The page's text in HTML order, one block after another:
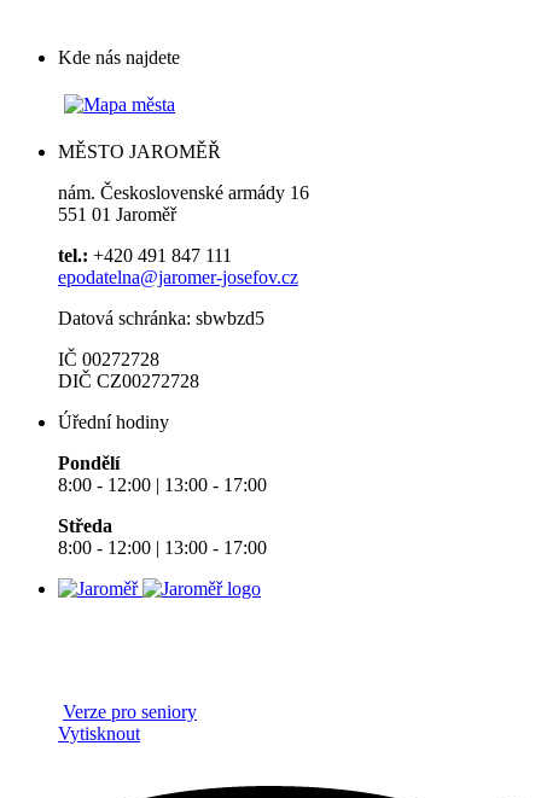
Kde nás najdete
MĚSTO JAROMĚŘ
nám. Československé armády 16
551 01 Jaroměř
tel.: +420 491 847 111
epodatelna@jaromer-josefov.cz
Datová schránka: sbwbzd5
IČ 00272728
DIČ CZ00272728
Úřední hodiny
Pondělí
8:00 - 12:00 | 13:00 - 17:00
Středa
8:00 - 12:00 | 13:00 - 17:00
Verze pro seniory
Vytisknout